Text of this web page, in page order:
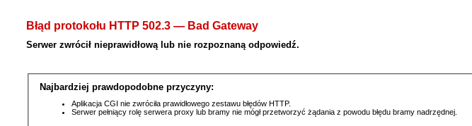
Błąd protokołu HTTP 502.3 — Bad Gateway
Serwer zwrócił nieprawidłową lub nie rozpoznaną odpowiedź.
Najbardziej prawdopodobne przyczyny:
Aplikacja CGI nie zwróciła prawidłowego zestawu błędów HTTP.
Serwer pełniący rolę serwera proxy lub bramy nie mógł przetworzyć żądania z powodu błędu bramy nadrzędnej.